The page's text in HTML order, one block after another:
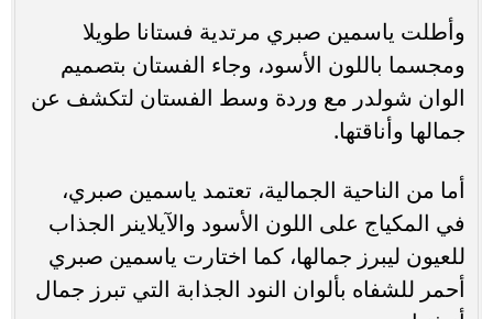
وأطلت ياسمين صبري مرتدية فستانا طويلا
ومجسما باللون الأسود، وجاء الفستان بتصميم
الوان شولدر مع وردة وسط الفستان لتكشف عن
جمالها وأناقتها.
أما من الناحية الجمالية، تعتمد ياسمين صبري،
في المكياج على اللون الأسود والآيلاينر الجذاب
للعيون ليبرز جمالها، كما اختارت ياسمين صبري
أحمر للشفاه بألوان النود الجذابة التي تبرز جمال